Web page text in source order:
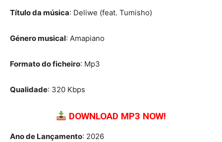
Título da música: Deliwe (feat. Tumisho)
Género musical: Amapiano
Formato do ficheiro: Mp3
Qualidade: 320 Kbps
DOWNLOAD MP3 NOW!
Ano de Lançamento: 2026